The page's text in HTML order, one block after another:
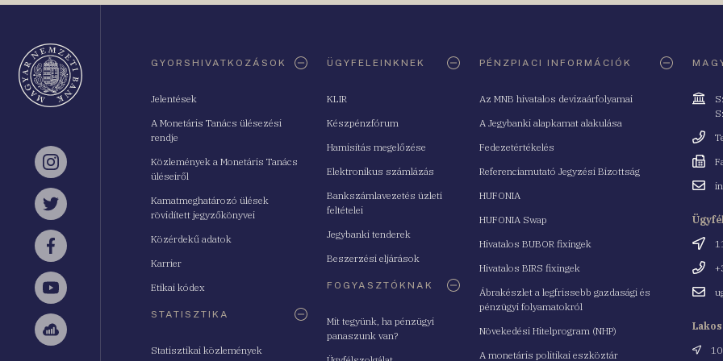
Instagram
Twitter
Facebook
YouTube
Sellsy
GYORSHIVATKOZÁSOK
Jelentések
A Monetáris Tanács ülésezési
rendje
Közlemények a Monetáris Tanács
üléseiről
Kamatmeghatározó ülések
rövidített jegyzőkönyvei
Közérdekű adatok
Karrier
Etikai kódex
STATISZTIKA
Statisztikai közlemények
ÜGYFELEINKNEK
KLIR
Készpénzfórum
Hamisítás megelőzése
Elektronikus számlázás
Bankszámlavezetés üzleti
feltételei
Jegybanki tenderek
Beszerzési eljárások
FOGYASZTÓKNAK
Mit tegyünk, ha pénzügyi
panaszunk van?
PÉNZPIACI INFORMÁCIÓK
Az MNB hivatalos devizaárfolyamai
A Jegybanki alapkamat alakulása
Fedezetértékelés
Referenciamutató Jegyzési Bizottság
HUFONIA
HUFONIA Swap
Hivatalos BUBOR fixingek
Hivatalos BIRS fixingek
Ábrakészlet a legfrissebb gazdasági és
pénzügyi folyamatokról
Növekedési Hitelprogram (NHP)
A monetáris politikai eszköztár
Cím
Fax
Email
Cím
Email
Cím